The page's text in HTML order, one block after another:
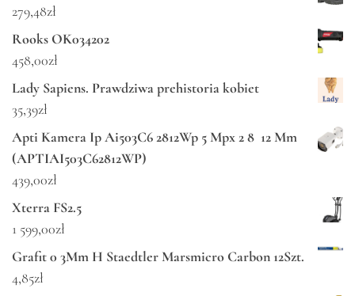
279,48zł
Rooks OK034202
458,00zł
Lady Sapiens. Prawdziwa prehistoria kobiet
35,39zł
Apti Kamera Ip Ai503C6 2812Wp 5 Mpx 2 8 12 Mm
(APTIAI503C62812WP)
439,00zł
Xterra FS2.5
1 599,00zł
Grafit 0 3Mm H Staedtler Marsmicro Carbon 12Szt.
4,85zł